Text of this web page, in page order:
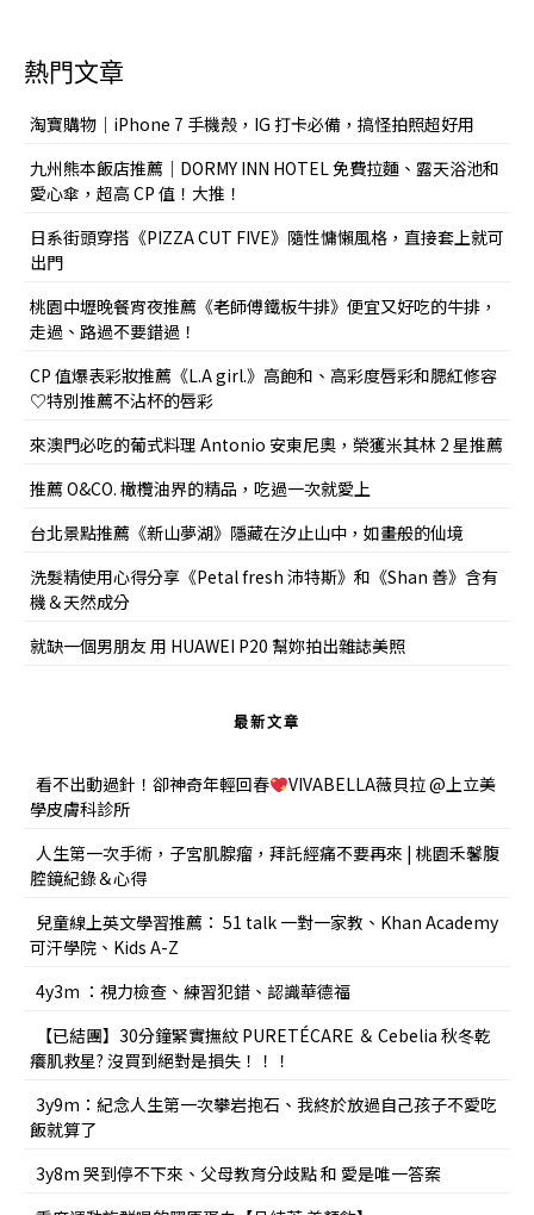
熱門文章
淘寶購物｜iPhone 7 手機殼，IG 打卡必備，搞怪拍照超好用
九州熊本飯店推薦｜DORMY INN HOTEL 免費拉麵、露天浴池和
愛心傘，超高 CP 值！大推！
日系街頭穿搭《PIZZA CUT FIVE》隨性慵懶風格，直接套上就可
出門
桃園中壢晚餐宵夜推薦《老師傅鐵板牛排》便宜又好吃的牛排，
走過、路過不要錯過！
CP 值爆表彩妝推薦《L.A girl.》高飽和、高彩度唇彩和腮紅修容
♡特別推薦不沾杯的唇彩
來澳門必吃的葡式料理 Antonio 安東尼奧，榮獲米其林 2 星推薦
推薦 O&CO. 橄欖油界的精品，吃過一次就愛上
台北景點推薦《新山夢湖》隱藏在汐止山中，如畫般的仙境
洗髮精使用心得分享《Petal fresh 沛特斯》和《Shan 善》含有
機＆天然成分
就缺一個男朋友 用 HUAWEI P20 幫妳拍出雜誌美照
最新文章
看不出動過針！卻神奇年輕回春
VIVABELLA薇貝拉 @上立美
學皮膚科診所
人生第一次手術，子宮肌腺瘤，拜託經痛不要再來 | 桃園禾馨腹
腔鏡紀錄＆心得
兒童線上英文學習推薦： 51 talk 一對一家教、Khan Academy
可汗學院、Kids A-Z
4y3m ：視力檢查、練習犯錯、認識華德福
【已結團】30分鐘緊實撫紋 PURETÉCARE ＆ Cebelia 秋冬乾
癢肌救星? 沒買到絕對是損失！！！
3y9m：紀念人生第一次攀岩抱石、我終於放過自己孩子不愛吃
飯就算了
3y8m 哭到停不下來、父母教育分歧點 和 愛是唯一答案